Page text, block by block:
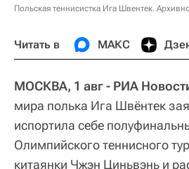
Польская теннисистка Ига Швентек.
Читать в МАКС
МОСКВА, 1 авг - РИА
мира полька Ига Швёнтек
испортила себе
Олимпийского теннисного
китаянки Чжэн Циньвэнь и